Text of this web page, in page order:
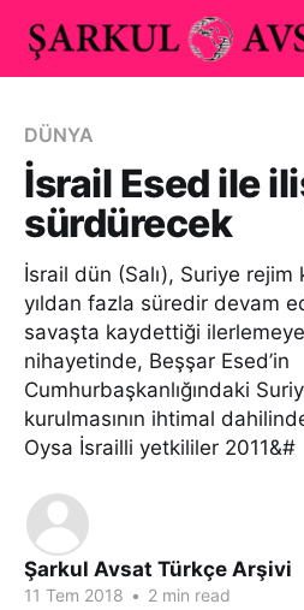
DÜNYA
İsrail Esed ile
sürdürecek
İsrail dün (Salı), Suriye
yıldan fazla süredir devam
savaşta kaydettiği
nihayetinde, Beşşar Esed’in
Cumhurbaşkanlığındaki
kurulmasının ihtimal
Oysa İsrailli yetkililer 2011&#
Şarkul Avsat Türkçe Arşivi
11 Tem 2018 • 2 min read